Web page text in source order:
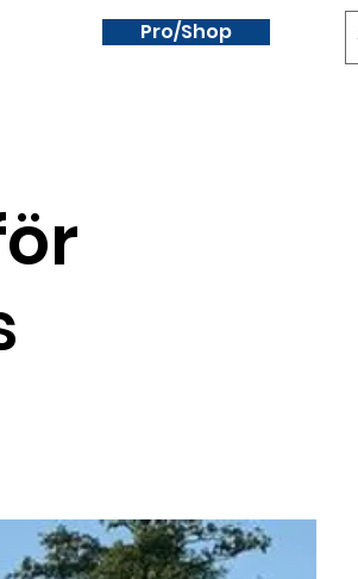
Pro/Shop